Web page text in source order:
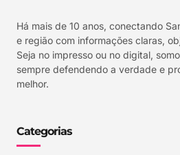
Há mais de 10 anos, conectando
e região com informações claras,
Seja no impresso ou no digital,
sempre defendendo a verdade e
melhor.
Categorias